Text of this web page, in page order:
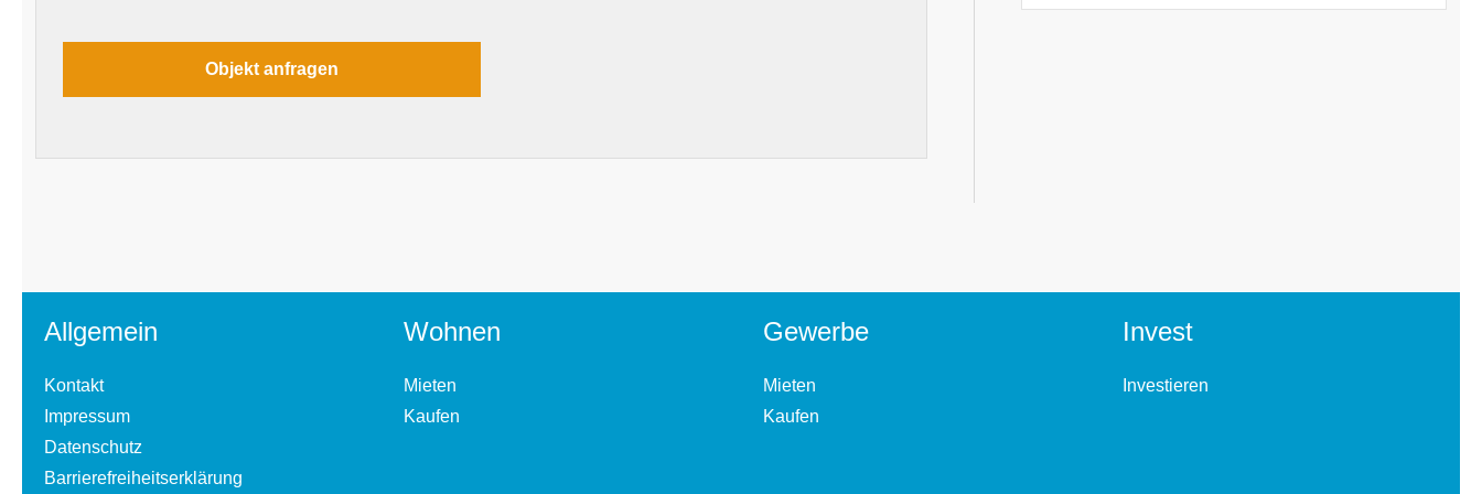
Allgemein
Kontakt
Impressum
Datenschutz
Barrierefreiheitserklärung
Wohnen
Mieten
Kaufen
Gewerbe
Mieten
Kaufen
Invest
Investieren